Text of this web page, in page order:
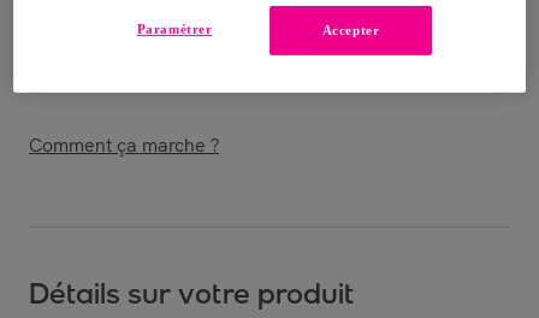
Livraison offerte par la marque
Comment ça marche ?
Détails sur votre produit
Accepter
Paramétrer